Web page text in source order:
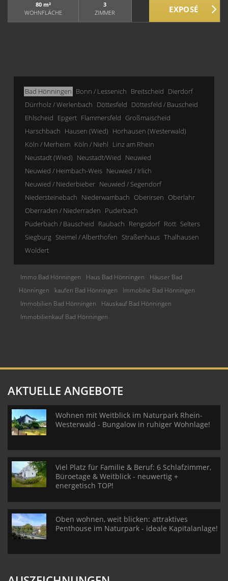
80 m²
WOHNFLÄCHE
3
ZIMMER
Bad Hönningen Bonn / Lessenich Breitscheid Dierdorf
Dürrholz / Werlenbach Döttesfeld Döttesfeld / Bauscheid
Ehlscheid Epgert Flammersfeld Großmaischeid
Harschbach Hausen (Wied) Horhausen (Westerwald)
Köln / Merheim Köln / Niehl Linz am Rhein
Neustadt (Wied) Neustadt/Wied Neuwied
Neuwied / Heimbach-Weis Neuwied / Irlich
Neuwied / Niederbieber Neuwied / Segendorf
Niedersteinebach Niederwambach Oberirsen Oberlahr
Oberraden / Niederraden Puderbach
Puderbach / Bauscheid Raubach Rengsdorf Rott Selters
Siegburg Steimel / Alberthofen Straßenhaus Thalhausen
Woldert
Immo Bad Hönningen Haus Bad Hönningen
Häuser Bad
Hönningen
kaufen Bad Hönningen
Immobilie Bad Hönningen
Immobilien Bad Hönningen
Hauskauf Bad Hönningen
Immobilienkauf Bad Hönningen
AKTUELLE ANGEBOTE
Wohnen mit Weitblick im Naturpark Rhein-
Westerwald - Bungalow in ruhiger Wohnlage!
Viel Platz für Familie & Beruf: 6 Schlafzimmer,
Büroetage & Weitblick - neuwertig +
energetisch TOP!
Oben wohnen, weit blicken: attraktives
Penthouse im Naturpark - ideale Kapitalanlage!